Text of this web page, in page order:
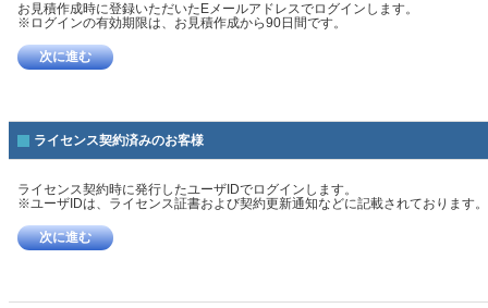
お見積作成時に登録いただいたEメールアドレスでログインします。
※ログインの有効期限は、お見積作成から90日間です。
次に進む
ライセンス契約済みのお客様
ライセンス契約時に発行したユーザIDでログインします。
※ユーザIDは、ライセンス証書および契約更新通知などに記載されております。
次に進む